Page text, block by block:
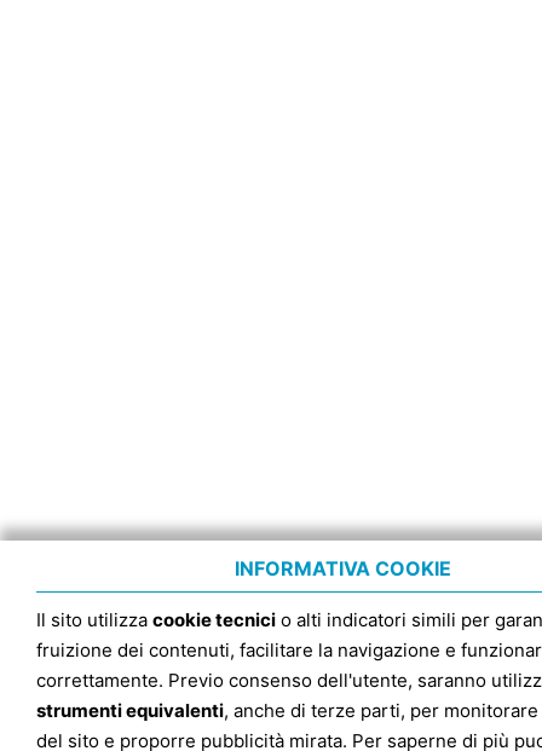
INFORMATIVA COOKIE
Il sito utilizza cookie tecnici o alti indicatori simili per
fruizione dei contenuti, facilitare la navigazione e
correttamente. Previo consenso dell'utente, saranno
strumenti equivalenti, anche di terze parti, per
del sito e proporre pubblicità mirata. Per saperne di più